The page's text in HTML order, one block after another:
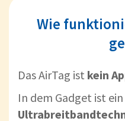
Wie
Das AirTag ist kein
In dem Gadget ist